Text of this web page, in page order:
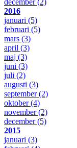
december(2)
2016
januari (5)
februari (5)
mars (3)
april (3)
maj (3)
juni (3)
juli (2)
augusti (3)
september(2)
oktober(4)
november(2)
december(5)
2015
januari (3)